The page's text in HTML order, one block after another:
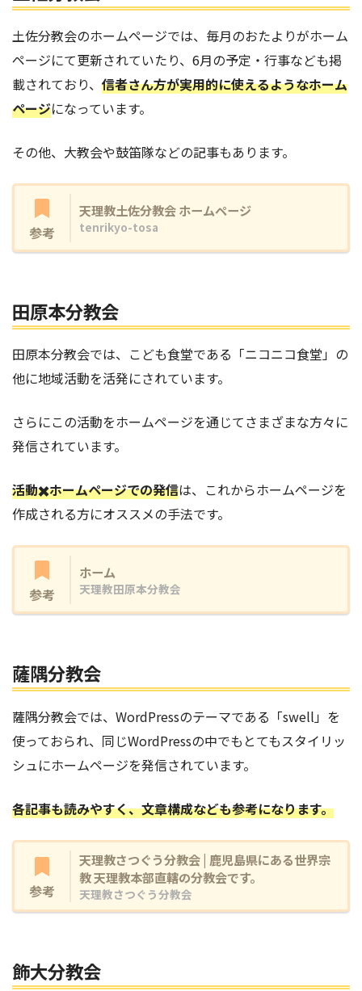
土佐分教会のホームページでは、毎月のおたよりがホーム
ページにて更新されていたり、6月の予定・行事なども掲
載されており、 信者さん方が実用的に使えるようなホーム
ページになっています。
その他、大教会や鼓笛隊などの記事もあります。
参考
天理教土佐分教会 ホームページ
tenrikyo-tosa
田原本分教会
田原本分教会では、こども食堂である「ニコニコ食堂」の
他に地域活動を活発にされています。
さらにこの活動をホームページを通じてさまざまな方々に
発信されています。
活動✖️ホームページでの発信は、これからホームページを
作成される方にオススメの手法です。
参考
ホーム
天理教田原本分教会
薩隅分教会
薩隅分教会では、WordPressのテーマである「swell」を
使っておられ、同じWordPressの中でもとてもスタイリッ
シュにホームページを発信されています。
各記事も読みやすく、文章構成なども参考になります。
参考
天理教さつぐう分教会 | 鹿児島県にある世界宗
教 天理教本部直轄の分教会です。
天理教さつぐう分教会
飾大分教会